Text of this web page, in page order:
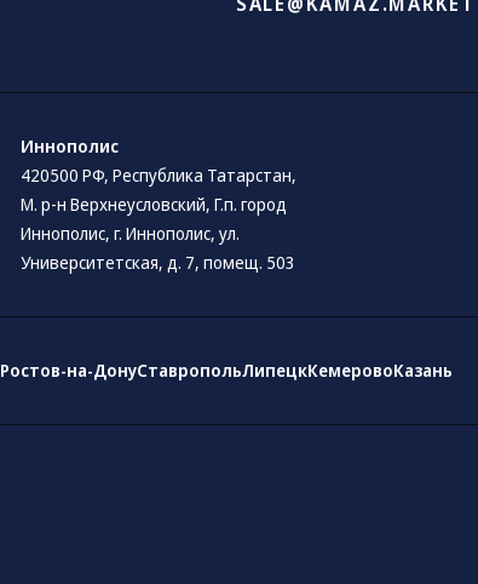
Иннополис
420500 РФ, Республика Татарстан,
М. р-н Верхнеусловский, Г.п. город
Иннополис, г. Иннополис, ул.
Университетская, д. 7, помещ. 503
Ростов-на-ДонуСтавропольЛипецкКемеровоКазань